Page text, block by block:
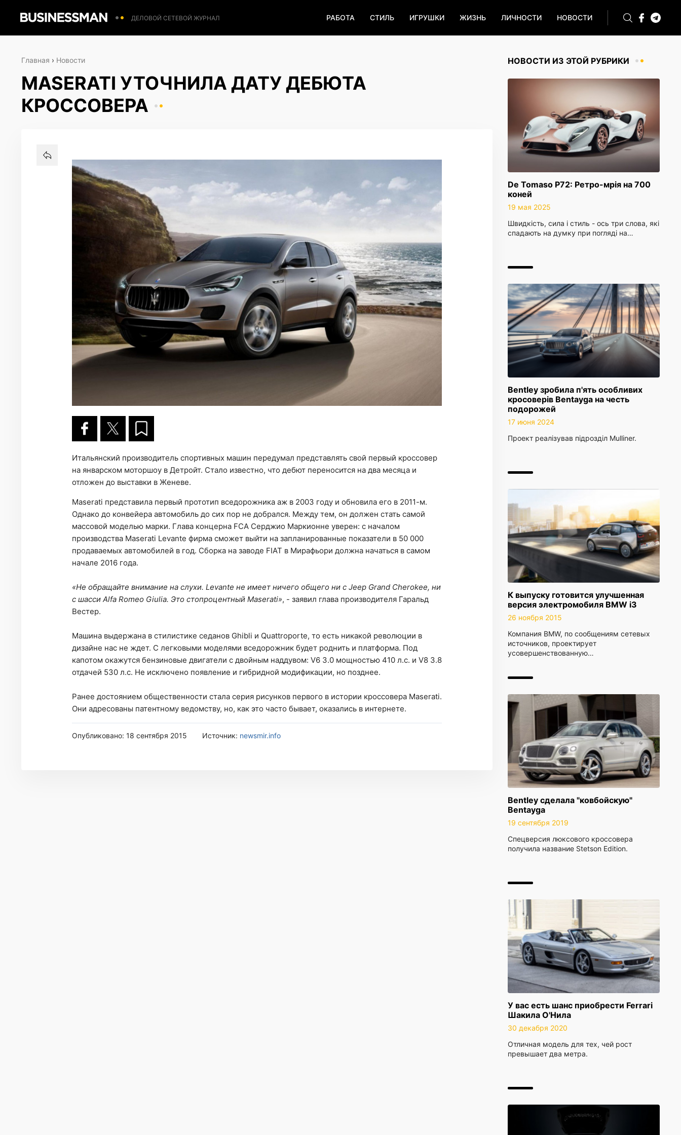
ДЕЛОВОЙ СЕТЕВОЙ ЖУРНАЛ РАБОТА СТИЛЬ ИГРУШКИ ЖИЗНЬ ЛИЧНОСТИ НОВОСТИ
НОВОСТИ ИЗ ЭТОЙ РУБРИКИ
De Tomaso P72: Ретро-мрія на 700
коней
19 мая 2025
Швидкість, сила і стиль - ось три слова, які
спадають на думку при погляді на…
Bentley зробила п'ять особливих
кросоверів Bentayga на честь
подорожей
17 июня 2024
Проект реалізував підрозділ Mulliner.
К выпуску готовится улучшенная
версия электромобиля BMW i3
26 ноября 2015
Компания BMW, по сообщениям сетевых
источников, проектирует
усовершенствованную…
Bentley сделала "ковбойскую"
Bentayga
19 сентября 2019
Спецверсия люксового кроссовера
получила название Stetson Edition.
У вас есть шанс приобрести Ferrari
Шакила О'Нила
30 декабря 2020
Отличная модель для тех, чей рост
превышает два метра.
Главная › Новости
MASERATI УТОЧНИЛА ДАТУ ДЕБЮТА
КРОССОВЕРА
Итальянский производитель спортивных машин передумал представлять свой первый кроссовер
на январском моторшоу в Детройт. Стало известно, что дебют переносится на два месяца и
отложен до выставки в Женеве.
Maserati представила первый прототип вседорожника аж в 2003 году и обновила его в 2011-м.
Однако до конвейера автомобиль до сих пор не добрался. Между тем, он должен стать самой
массовой моделью марки. Глава концерна FCA Серджио Маркионне уверен: с началом
производства Maserati Levante фирма сможет выйти на запланированные показатели в 50 000
продаваемых автомобилей в год. Сборка на заводе FIAT в Мирафьори должна начаться в самом
начале 2016 года.
«Не обращайте внимание на слухи. Levante не имеет ничего общего ни с Jeep Grand Cherokee, ни
с шасси Alfa Romeo Giulia. Это стопроцентный Maserati», - заявил глава производителя Гаральд
Вестер.
Машина выдержана в стилистике седанов Ghibli и Quattroporte, то есть никакой революции в
дизайне нас не ждет. С легковыми моделями вседорожник будет роднить и платформа. Под
капотом окажутся бензиновые двигатели с двойным наддувом: V6 3.0 мощностью 410 л.с. и V8 3.8
отдачей 530 л.с. Не исключено появление и гибридной модификации, но позднее.
Ранее достоянием общественности стала серия рисунков первого в истории кроссовера Maserati.
Они адресованы патентному ведомству, но, как это часто бывает, оказались в интернете.
Опубликовано: 18 сентября 2015 Источник: newsmir.info